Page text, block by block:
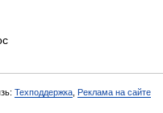
Техподдержка Реклама на сайте